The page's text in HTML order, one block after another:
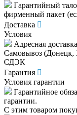
Гарантийный
фирменный пакет
Доставка
Условия
Адресная
Самовывоз (Донецк,
СДЭК
Гарантия
Условия гарантии
Гарантийное
гарантии.
С этим товаром